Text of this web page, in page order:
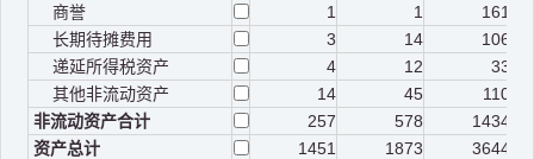
商誉
1 1
161
长期待摊费用
3 14
106
递延所得税资产
4 12
33
其他非流动资产
14 45
110
非流动资产合计
257 578
1434
资产总计
1451 1873
3644